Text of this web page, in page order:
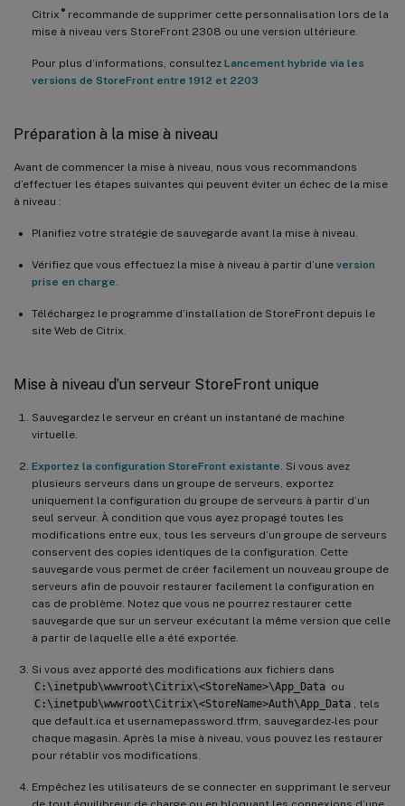
Citrix ®recommande de supprimer cette personnalisation lors de la
mise à niveau vers StoreFront 2308 ou une version ultérieure.
Pour plus d’informations, consultez Lancement hybride via les
versions de StoreFront entre 1912 et 2203
Préparation à la mise à niveau
Avant de commencer la mise à niveau, nous vous recommandons
d’effectuer les étapes suivantes qui peuvent éviter un échec de la mise
à niveau :
Planifiez votre stratégie de sauvegarde avant la mise à niveau.
Vérifiez que vous effectuez la mise à niveau à partir d’une version
prise en charge
Téléchargez le programme d’installation de StoreFront depuis le
site Web de Citrix.
Mise à niveau d’un serveur StoreFront unique
Sauvegardez le serveur en créant un instantané de machine
virtuelle.
Exportez la configuration StoreFront existante . Si vous avez
plusieurs serveurs dans un groupe de serveurs, exportez
uniquement la configuration du groupe de serveurs à partir d’un
seul serveur. À condition que vous ayez propagé toutes les
modifications entre eux, tous les serveurs d’un groupe de serveurs
conservent des copies identiques de la configuration. Cette
sauvegarde vous permet de créer facilement un nouveau groupe de
serveurs afin de pouvoir restaurer facilement la configuration en
cas de problème. Notez que vous ne pourrez restaurer cette
sauvegarde que sur un serveur exécutant la même version que celle
à partir de laquelle elle a été exportée.
Si vous avez apporté des modifications aux fichiers dans
C:\inetpub\wwwroot\Citrix\<StoreName>\App_Data ou
C:\inetpub\wwwroot\Citrix\<StoreName>Auth\App_Data
, tels
que default.ica et usernamepassword.tfrm, sauvegardez-les pour
chaque magasin. Après la mise à niveau, vous pouvez les restaurer
pour rétablir vos modifications.
Empêchez les utilisateurs de se connecter en supprimant le serveur